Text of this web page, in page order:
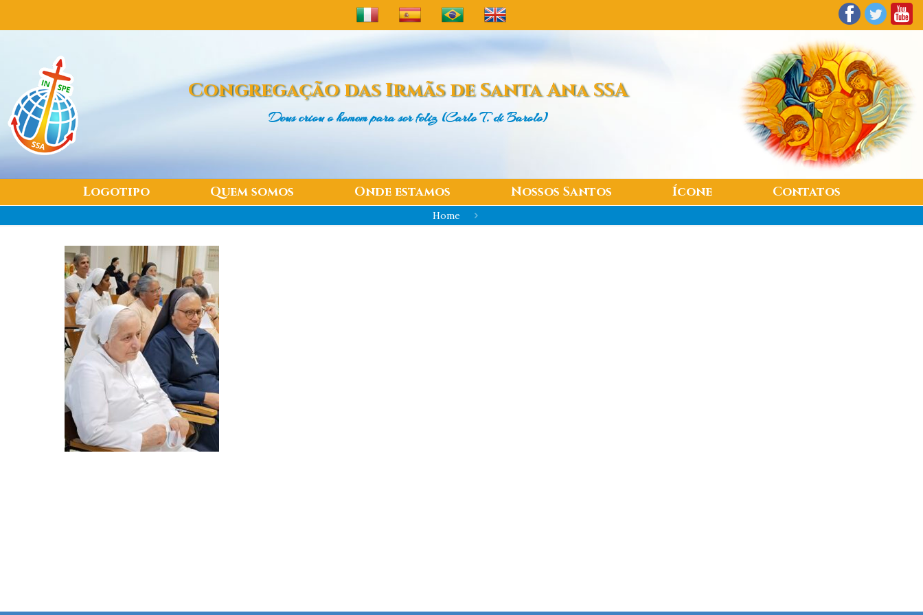
Congregação dasIrmãs de Santa Ana SSA
Deus criou o homempara ser feliz (Carlo T. di Barolo)
Logotipo Quem somos Onde estamos Nossos Santos Ícone Contatos
Home